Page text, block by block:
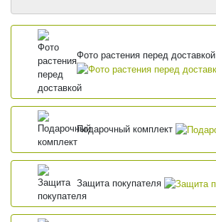
Фото растения перед доставкой
Подарочный комплект
Защита покупателя